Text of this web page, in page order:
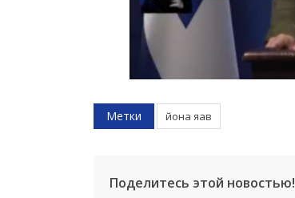
Метки йона яав
Поделитесь этой новостью!